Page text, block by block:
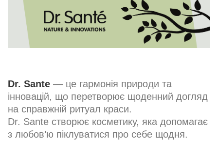
Dr. Sante — це гармонія природи та
інновацій, що перетворює щоденний догляд
на справжній ритуал краси.
Dr. Sante створює косметику, яка допомагає
з любов’ю піклуватися про себе щодня.